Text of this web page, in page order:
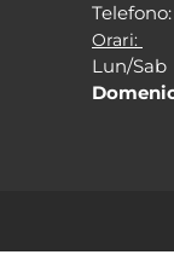
Tel
Orari:
Lun/Sab